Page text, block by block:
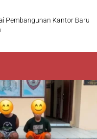
Pembangunan Kantor Baru